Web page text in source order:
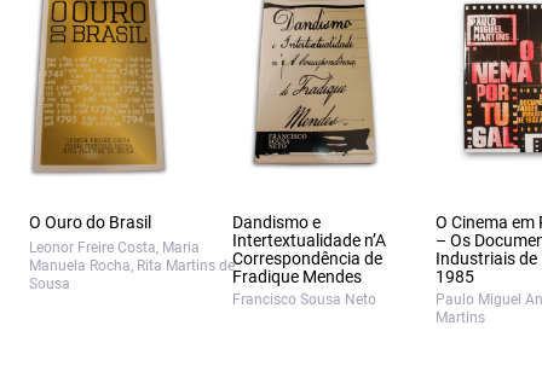
O Ouro do Brasil
Leonor Freire Costa, Maria
Manuela Rocha, Rita Martins de
Sousa
Dandismo e
Intertextualidade n’A
Correspondência de
Fradique Mendes
Francisco Sousa Neto
O Cinema em
– Os
Industriais de
1985
Paulo Miguel
Martins